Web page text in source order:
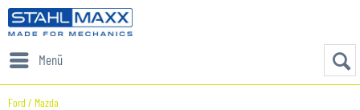
Menü
Ford / Mazda